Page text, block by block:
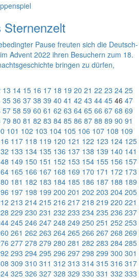
Pause freuten sich die Deutsch-
Advent 2022 ihren Besuchern zum 18.
bringen zu dürfen,
13 14 15 16 17 18 19 20 21 22 23 24 25
35 36 37 38 39 40 41 42 43 44 45 46 47
57 58 59 60 61 62 63 64 65 66 67 68 69
79 80 81 82 83 84 85 86 87 88 89 90 91
101 102 103 104 105 106 107 108 109
117 118 119 120 121 122 123 124 125
133 134 135 136 137 138 139 140 141
149 150 151 152 153 154 155 156 157
165 166 167 168 169 170 171 172 173
181 182 183 184 185 186 187 188 189
197 198 199 200 201 202 203 204 205
213 214 215 216 217 218 219 220 221
229 230 231 232 233 234 235 236 237
245 246 247 248 249 250 251 252 253
261 262 263 264 265 266 267 268 269
277 278 279 280 281 282 283 284 285
293 294 295 296 297 298 299 300 301
309 310 311 312 313 314 315 316 317
325 326 327 328 329 330 331 332 333